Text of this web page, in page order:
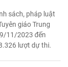
sách, pháp luật
giáo Trung
11/2023 đến
lượt dự thi.